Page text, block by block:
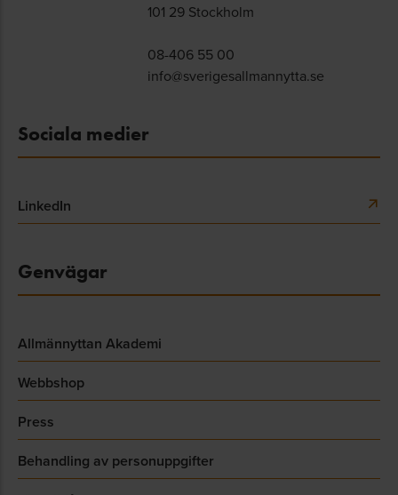
101 29 Stockholm
08-406 55 00
info@sverigesallmannytta.se
Sociala medier
LinkedIn
Genvägar
Allmännyttan Akademi
Webbshop
Press
Behandling av personuppgifter